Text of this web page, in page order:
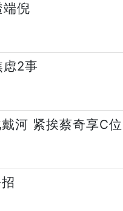
端倪
虑2事
河 紧挨蔡奇享C位